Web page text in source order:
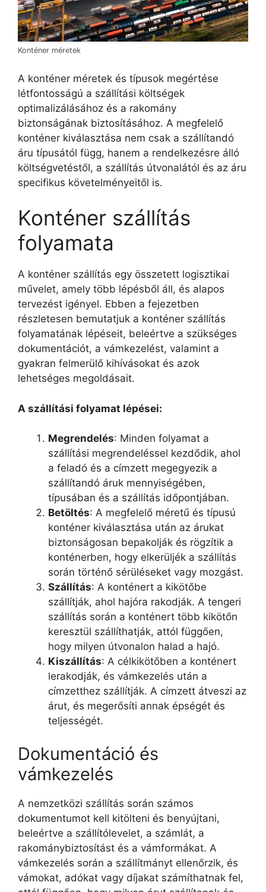
Konténer méretek
A konténer méretek és típusok megértése
létfontosságú a szállítási költségek
optimalizálásához és a rakomány
biztonságának biztosításához. A megfelelő
konténer kiválasztása nem csak a szállítandó
áru típusától függ, hanem a rendelkezésre álló
költségvetéstől, a szállítás útvonalától és az áru
specifikus követelményeitől is.
Konténer szállítás
folyamata
A konténer szállítás egy összetett logisztikai
művelet, amely több lépésből áll, és alapos
tervezést igényel. Ebben a fejezetben
részletesen bemutatjuk a konténer szállítás
folyamatának lépéseit, beleértve a szükséges
dokumentációt, a vámkezelést, valamint a
gyakran felmerülő kihívásokat és azok
lehetséges megoldásait.
A szállítási folyamat lépései:
Megrendelés: Minden folyamat a
szállítási megrendeléssel kezdődik, ahol
a feladó és a címzett megegyezik a
szállítandó áruk mennyiségében,
típusában és a szállítás időpontjában.
Betöltés: A megfelelő méretű és típusú
konténer kiválasztása után az árukat
biztonságosan bepakolják és rögzítik a
konténerben, hogy elkerüljék a szállítás
során történő sérüléseket vagy mozgást.
Szállítás: A konténert a kikötőbe
szállítják, ahol hajóra rakodják. A tengeri
szállítás során a konténert több kikötőn
keresztül szállíthatják, attól függően,
hogy milyen útvonalon halad a hajó.
Kiszállítás: A célkikötőben a konténert
lerakodják, és vámkezelés után a
címzetthez szállítják. A címzett átveszi az
árut, és megerősíti annak épségét és
teljességét.
Dokumentáció és
vámkezelés
A nemzetközi szállítás során számos
dokumentumot kell kitölteni és benyújtani,
beleértve a szállítólevelet, a számlát, a
rakománybiztosítást és a vámformákat. A
vámkezelés során a szállítmányt ellenőrzik, és
vámokat, adókat vagy díjakat számíthatnak fel,